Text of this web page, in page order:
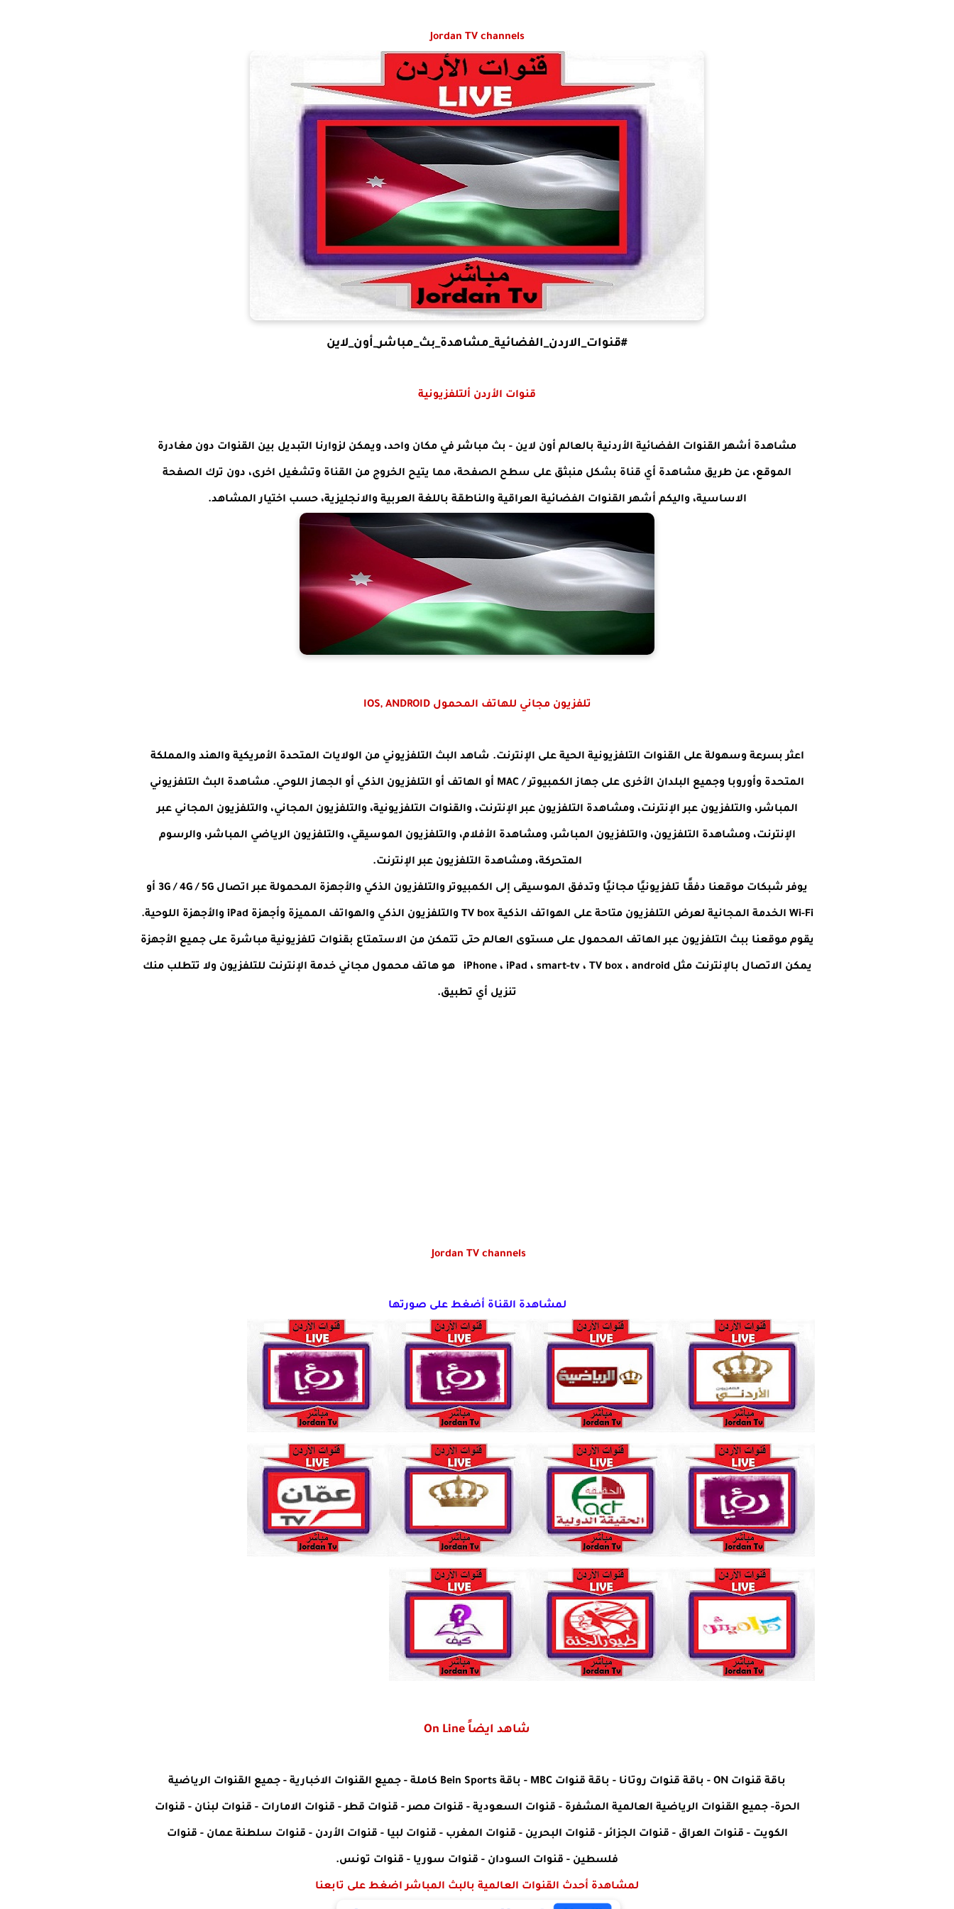
Jordan TV channels
#قنوات_الاردن_الفضائية_مشاهدة_بث_مباشر_أون_لاين
قنوات الأردن ألتلفزيونية
مشاهدة أشهر القنوات الفضائية الأردنية بالعالم أون لاين - بث مباشر في مكان واحد، ويمكن لزوارنا التبديل بين القنوات دون مغادرة
الموقع، عن طريق مشاهدة أي قناة بشكل منبثق على سطح الصفحة، مما يتيح الخروج من القناة وتشغيل اخرى، دون ترك الصفحة
الاساسية، واليكم أشهر القنوات الفضائية العراقية والناطقة باللغة العربية والانجليزية، حسب اختيار المشاهد.
تلفزيون مجاني للهاتف المحمول IOS, ANDROID
اعثر بسرعة وسهولة على القنوات التلفزيونية الحية على الإنترنت. شاهد البث التلفزيوني من الولايات المتحدة الأمريكية والهند والمملكة
المتحدة وأوروبا وجميع البلدان الأخرى على جهاز الكمبيوتر / MAC أو الهاتف أو التلفزيون الذكي أو الجهاز اللوحي. مشاهدة البث التلفزيوني
المباشر، والتلفزيون عبر الإنترنت، ومشاهدة التلفزيون عبر الإنترنت، والقنوات التلفزيونية، والتلفزيون المجاني، والتلفزيون المجاني عبر
الإنترنت، ومشاهدة التلفزيون، والتلفزيون المباشر، ومشاهدة الأفلام، والتلفزيون الموسيقي، والتلفزيون الرياضي المباشر، والرسوم
المتحركة، ومشاهدة التلفزيون عبر الإنترنت.
يوفر شبكات موقعنا دفقًا تلفزيونيًا مجانيًا وتدفق الموسيقى إلى الكمبيوتر والتلفزيون الذكي والأجهزة المحمولة عبر اتصال 3G / 4G / 5G أو
Wi-Fi الخدمة المجانية لعرض التلفزيون متاحة على الهواتف الذكية TV box والتلفزيون الذكي والهواتف المميزة وأجهزة iPad والأجهزة اللوحية.
يقوم موقعنا ببث التلفزيون عبر الهاتف المحمول على مستوى العالم حتى تتمكن من الاستمتاع بقنوات تلفزيونية مباشرة على جميع الأجهزة
يمكن الاتصال بالإنترنت مثل iPhone ، iPad ، smart-tv ، TV box ، android هو هاتف محمول مجاني خدمة الإنترنت للتلفزيون ولا تتطلب منك
تنزيل أي تطبيق.
Jordan TVchannels
لمشاهدة القناة أضغط على صورتها
شاهد ايضاً On Line
باقة قنوات ON - باقة قنوات روتانا - باقة قنوات MBC - باقة Bein Sports كاملة - جميع القنوات الاخبارية - جميع القنوات الرياضية
الحرة-جميع القنوات الرياضية العالمية المشفرة - قنوات السعودية - قنوات مصر- قنوات قطر- قنوات الامارات - قنوات لبنان - قنوات
الكويت - قنوات العراق - قنوات الجزائر- قنوات البحرين - قنوات المغرب - قنوات لبيا - قنوات الأردن - قنوات سلطنة عمان - قنوات
فلسطين - قنوات السودان - قنوات سوريا - قنوات تونس.
لمشاهدة أحدث القنوات العالمية بالبث المباشر اضغط على تابعنا